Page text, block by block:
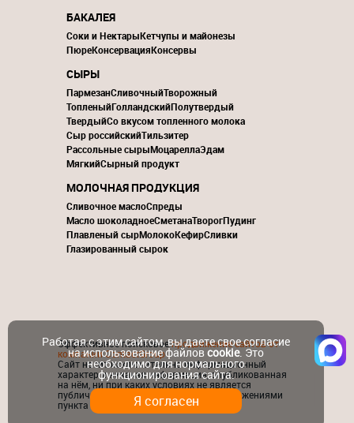
БАКАЛЕЯ
Соки и НектарыКетчупы и майонезы
ПюреКонсервацияКонсервы
СЫРЫ
ПармезанСливочныйТворожный
ТопленыйГолландскийПолутвердый
ТвердыйСо вкусом топленного молока
Сыр российскийТильзитер
Рассольные сырыМоцареллаЭдам
МягкийСырный продукт
МОЛОЧНАЯ ПРОДУКЦИЯ
Сливочное маслоСпреды
Масло шоколадноеСметанаТворогПудинг
Плавленый сырМолокоКефирСливки
Глазированный сырок
Эффективное поисковоепродвижение сайтов от
компании ContactGroup
Сайт носит исключительно информационный
характер и никакая информация, опубликованная
на нём, ни при каких условиях не является
публичной офертой, определяемой положениями
пункта 2 статьи 437 ГК РФ.
Работая с этим сайтом, вы даете свое согласие
на использование файловcookie. Это
необходимо для нормального
функционирования сайта.
Я согласен